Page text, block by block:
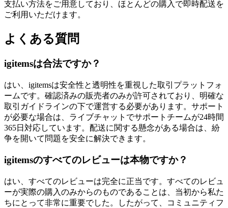
支払い方法をご用意しており、ほとんどの購入で即時配送を
ご利用いただけます。
よくある質問
igitemsは合法ですか？
はい、igitemsは安全性と透明性を重視した取引プラットフォ
ームです。確認済みの販売者のみが許可されており、明確な
取引ガイドラインの下で運営する必要があります。サポート
が必要な場合は、ライブチャットでサポートチームが24時間
365日対応しています。配送に関する懸念がある場合は、紛
争を開いて問題を安全に解決できます。
igitemsのすべてのレビューは本物ですか？
はい、すべてのレビューは完全に正当です。すべてのレビュ
ーが実際の購入のみからのものであることは、当初から私た
ちにとって非常に重要でした。したがって、コミュニティフ